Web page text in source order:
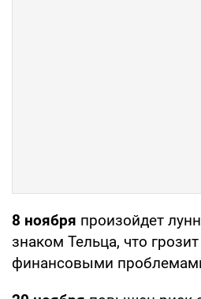
8 ноября произойдет
знаком Тельца, что
финансовыми